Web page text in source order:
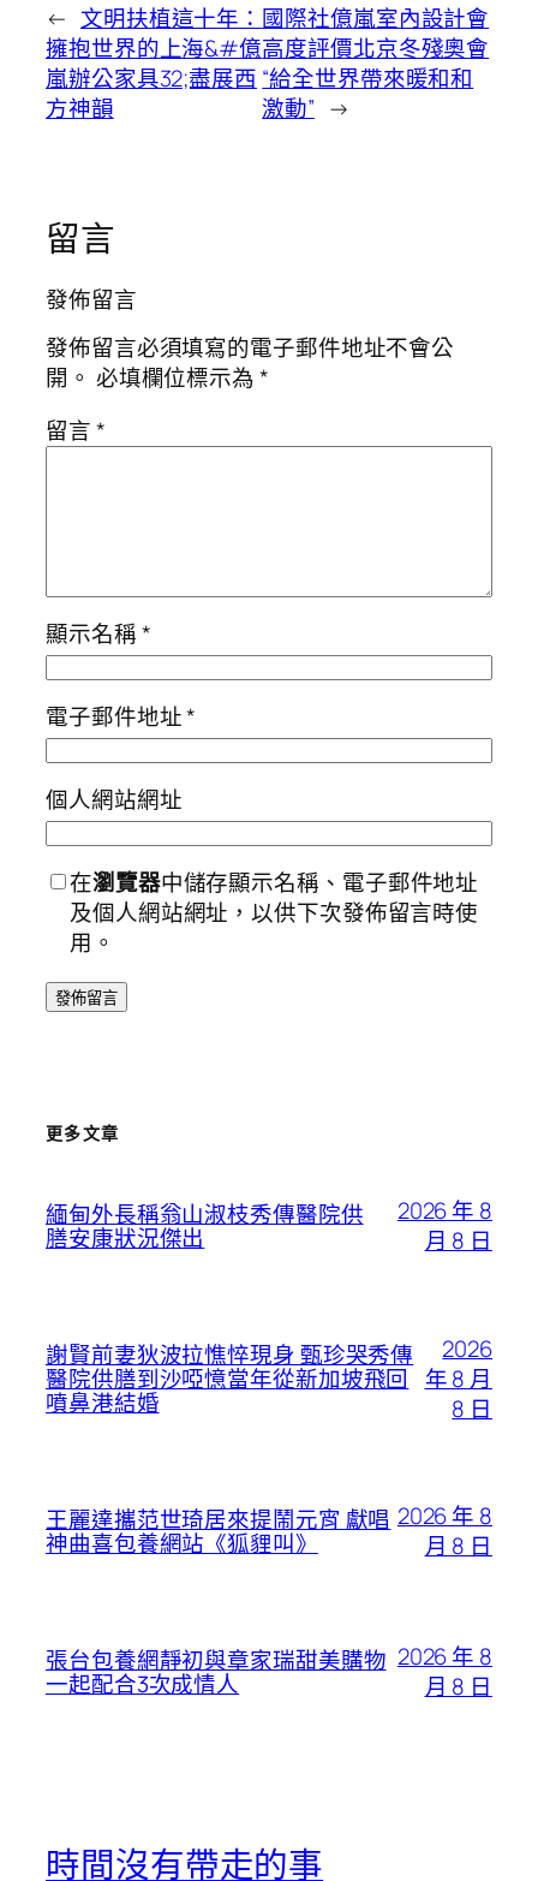
← 文明扶植這十年：
擁抱世界的上海&#億
嵐辦公家具32;盡展西
方神韻
國際社億嵐室內設計會
高度評價北京冬殘奧會
“給全世界帶來暖和和
激動” →
留言
發佈留言
發佈留言必須填寫的電子郵件地址不會公
開。 必填欄位標示為*
留言*
顯示名稱*
電子郵件地址*
個人網站網址
在瀏覽器中儲存顯示名稱、電子郵件地址
及個人網站網址，以供下次發佈留言時使
用。
更多文章
緬甸外長稱翁山淑枝秀傳醫院供
膳安康狀況傑出
2026 年 8
月 8 日
謝賢前妻狄波拉憔悴現身 甄珍哭秀傳
醫院供膳到沙啞憶當年從新加坡飛回
噴鼻港結婚
2026
年 8 月
8 日
王麗達攜范世琦居來提鬧元宵 獻唱
神曲喜包養網站《狐貍叫》
2026 年 8
月 8 日
張台包養網靜初與章家瑞甜美購物
一起配合3次成情人
2026 年 8
月 8 日
時間沒有帶走的事